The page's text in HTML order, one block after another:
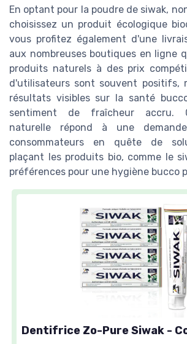
En optant pour la poudre de siwak,
choisissez un produit écologique
vous profitez également d'une
aux nombreuses boutiques en ligne
produits naturels à des prix
d'utilisateurs sont souvent positifs,
résultats visibles sur la santé
sentiment de fraîcheur accru.
naturelle répond à une
consommateurs en quête de
plaçant les produits bio, comme le
préférences pour une hygiène bucco
Dentifrice Zo-Pure Siwak -